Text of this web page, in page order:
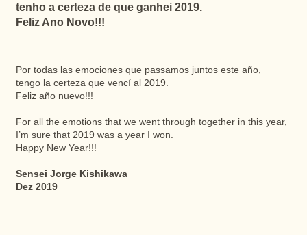
tenho a certeza de que ganhei 2019.
Feliz Ano Novo!!!
Por todas las emociones que passamos juntos este año,
tengo la certeza que vencí al 2019.
Feliz año nuevo!!!
For all the emotions that we went through together in this year,
I’m sure that 2019 was a year I won.
Happy New Year!!!
Sensei Jorge Kishikawa
Dez 2019